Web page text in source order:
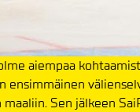
aiempaa
ensimmäinen
Sen jälkeen